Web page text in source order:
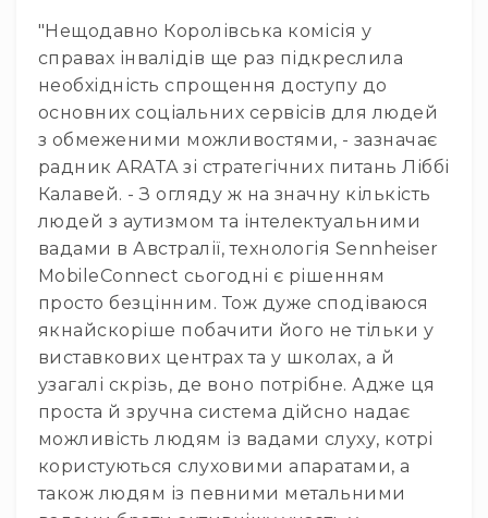
Стаціонарні
Аксесуари
компоненти
ресівери/
ЦАПи
Програвачі
вінілу
Ресивери
та
ЦАПи
підсилювачі
станції
Аксесуари
"Нещодавно Королівська комісія у
справах інвалідів ще раз підкреслила
необхідність спрощення доступу до
основних соціальних сервісів для людей
з обмеженими можливостями, - зазначає
радник ARATA зі стратегічних питань Ліббі
Калавей. - З огляду ж на значну кількість
людей з аутизмом та інтелектуальними
вадами в Австралії, технологія Sennheiser
MobileConnect сьогодні є рішенням
просто безцінним. Тож дуже сподіваюся
якнайскоріше побачити його не тільки у
виставкових центрах та у школах, а й
узагалі скрізь, де воно потрібне. Адже ця
проста й зручна система дійсно надає
можливість людям із вадами слуху, котрі
користуються слуховими апаратами, а
також людям із певними метальними